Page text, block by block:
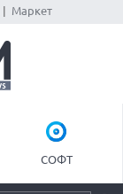
Маркет
СОФТ